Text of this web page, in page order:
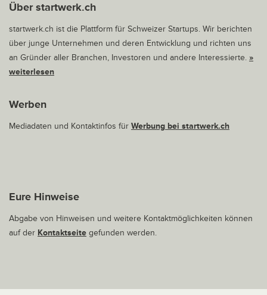
Über startwerk.ch
startwerk.ch ist die Plattform für Schweizer Startups. Wir berichten
über junge Unternehmen und deren Entwicklung und richten uns
an Gründer aller Branchen, Investoren und andere Interessierte. »
weiterlesen
Werben
Mediadaten und Kontaktinfos für Werbung bei startwerk.ch
Eure Hinweise
Abgabe von Hinweisen und weitere Kontaktmöglichkeiten können
auf der Kontaktseite gefunden werden.